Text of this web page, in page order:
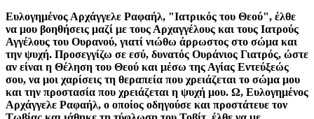
Ευλογημένος Αρχάγγελε Ραφαήλ, "Ιατρικός του Θεού", έλθε
να μου βοηθήσεις μαζί με τους Αρχαγγέλους και τους Ιατρούς
Αγγέλους του Ουρανού, γιατί νιώθω άρρωστος στο σώμα και
την ψυχή. Προσεγγίζω σε εσύ, δυνατός Ουράνιος Γιατρός, ώστε
αν είναι η Θέληση του Θεού και μέσω της Αγίας Εντεύξεώς
σου, να μοι χαρίσεις τη θεραπεία που χρειάζεται το σώμα μου
και την προστασία που χρειάζεται η ψυχή μου. Ω, Ευλογημένος
Αρχάγγελε Ραφαήλ, ο οποίος οδηγούσε και προστάτευε τον